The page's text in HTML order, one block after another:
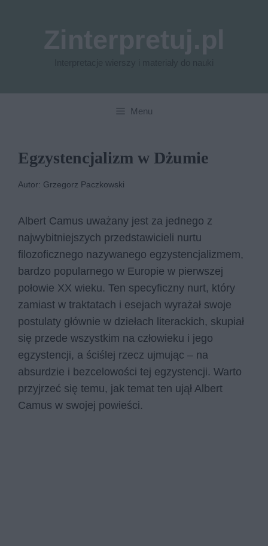
Menu
Egzystencjalizm w Dżumie
Autor: Grzegorz Paczkowski
Albert Camus uważany jest za jednego z
najwybitniejszych przedstawicieli nurtu
filozoficznego nazywanego egzystencjalizmem,
bardzo popularnego w Europie w pierwszej
połowie XX wieku. Ten specyficzny nurt, który
zamiast w traktatach i esejach wyrażał swoje
postulaty głównie w dziełach literackich, skupiał
się przede wszystkim na człowieku i jego
egzystencji, a ściślej rzecz ujmując – na
absurdzie i bezcelowości tej egzystencji. Warto
przyjrzeć się temu, jak temat ten ujął Albert
Camus w swojej powieści.